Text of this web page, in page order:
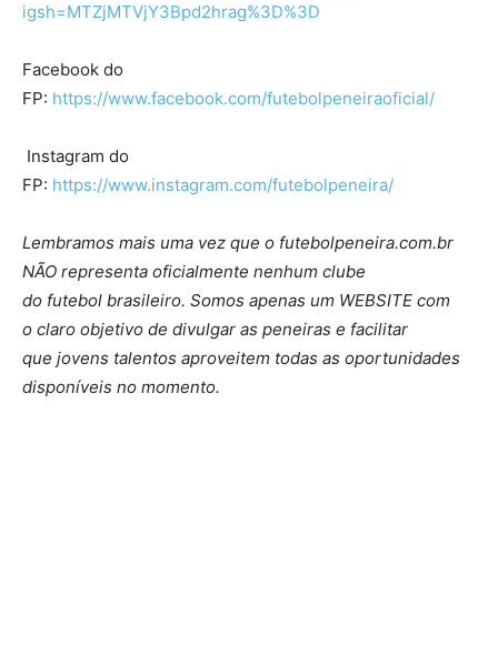
igsh=MTZjMTVjY3Bpd2hrag%3D%3D
Facebook do
FP: https://www.facebook.com/futebolpeneiraoficial/
Instagram do
FP: https://www.instagram.com/futebolpeneira/
Lembramos mais uma vez que o futebolpeneira.com.br
NÃO representa oficialmente nenhum clube
do futebol brasileiro. Somos apenas um WEBSITE com
o claro objetivo de divulgar as peneiras e facilitar
que jovens talentos aproveitem todas as oportunidades
disponíveis no momento.